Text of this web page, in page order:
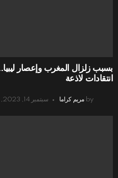
بسبب زلزال المغرب وإعصار
انتقادات لاذعة
by مريم كراما سبتمبر 14, 2023, 5:51 م